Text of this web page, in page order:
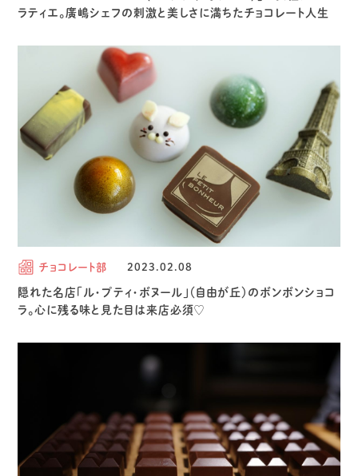
ラティエ。廣嶋シェフの刺激と美しさに満ちたチョコレート人生
チョコレート部 2023.02.08
隠れた名店「ル・プティ・ボヌール」（自由が丘）のボンボンショコ
ラ。心に残る味と見た目は来店必須♡